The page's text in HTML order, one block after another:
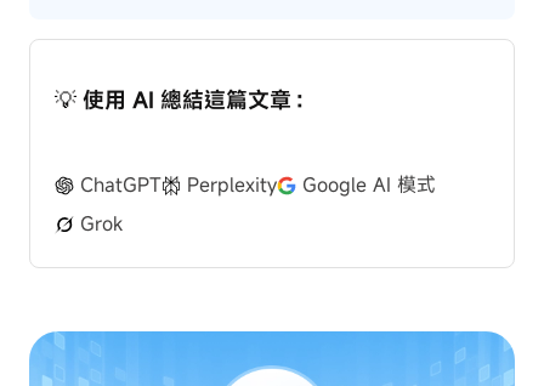
💡 使用 AI 總結這篇文章：
ChatGPT Perplexity
Google AI 模式
Grok